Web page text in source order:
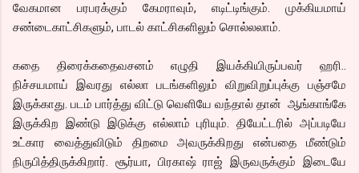
வேகமான பரபரக்கும் கேமராவும், எடிட்டிங்கும். முக்கியமாய்
சண்டைகாட்சிகளும், பாடல் காட்சிகளிலும் சொல்லலாம்.
கதை திரைக்கதைவசனம் எழுதி இயக்கியிருப்பவர் ஹரி..
நிச்சயமாய் இவரது எல்லா படங்களிலும் விறுவிறுப்புக்கு பஞ்சமே
இருக்காது. படம் பார்த்து விட்டு வெளியே வந்தால் தான் ஆங்காங்கே
இருக்கிற இண்டு இடுக்கு எல்லாம் புரியும். தியேட்டரில் அப்படியே
உட்கார வைத்துவிடும் திறமை அவருக்கிறது என்பதை மீண்டும்
நிருபித்திருக்கிறார். சூர்யா, பிரகாஷ் ராஜ் இருவருக்கும் இடையே